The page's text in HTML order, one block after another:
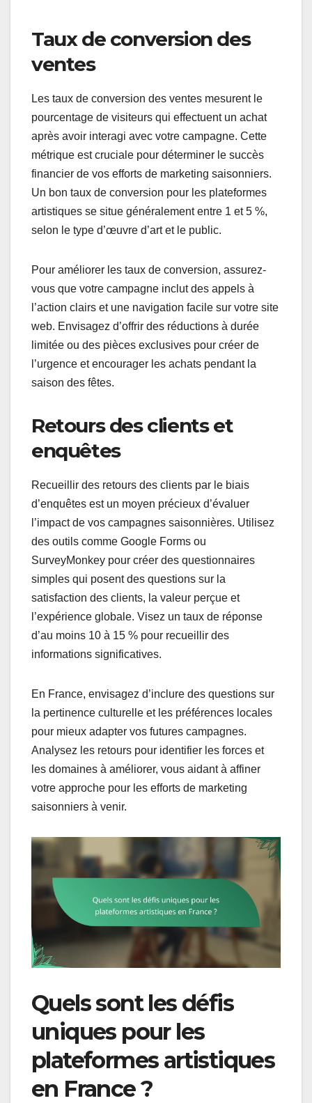
Taux de conversion des
ventes
Les taux de conversion des ventes mesurent le
pourcentage de visiteurs qui effectuent un achat
après avoir interagi avec votre campagne. Cette
métrique est cruciale pour déterminer le succès
financier de vos efforts de marketing saisonniers.
Un bon taux de conversion pour les plateformes
artistiques se situe généralement entre 1 et 5 %,
selon le type d’œuvre d’art et le public.
Pour améliorer les taux de conversion, assurez-
vous que votre campagne inclut des appels à
l’action clairs et une navigation facile sur votre site
web. Envisagez d’offrir des réductions à durée
limitée ou des pièces exclusives pour créer de
l’urgence et encourager les achats pendant la
saison des fêtes.
Retours des clients et
enquêtes
Recueillir des retours des clients par le biais
d’enquêtes est un moyen précieux d’évaluer
l’impact de vos campagnes saisonnières. Utilisez
des outils comme Google Forms ou
SurveyMonkey pour créer des questionnaires
simples qui posent des questions sur la
satisfaction des clients, la valeur perçue et
l’expérience globale. Visez un taux de réponse
d’au moins 10 à 15 % pour recueillir des
informations significatives.
En France, envisagez d’inclure des questions sur
la pertinence culturelle et les préférences locales
pour mieux adapter vos futures campagnes.
Analysez les retours pour identifier les forces et
les domaines à améliorer, vous aidant à affiner
votre approche pour les efforts de marketing
saisonniers à venir.
Quels sont les défis
uniques pour les
plateformes artistiques
en France ?